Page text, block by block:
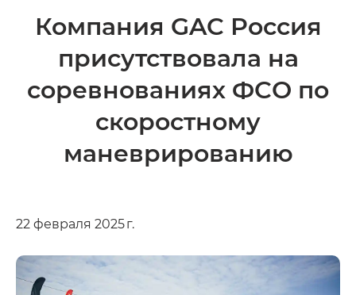
Компания GAC Россия
присутствовала на
соревнованиях ФСО по
скоростному
маневрированию
22 февраля 2025 г.